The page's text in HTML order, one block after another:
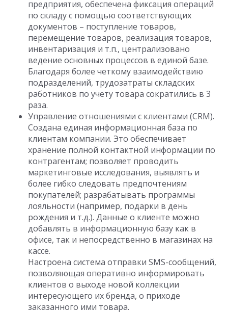
предприятия, обеспечена фиксация операций
по складу с помощью соответствующих
документов – поступление товаров,
перемещение товаров, реализация товаров,
инвентаризация и т.п., централизовано
ведение основных процессов в единой базе.
Благодаря более четкому взаимодействию
подразделений, трудозатраты складских
работников по учету товара сократились в 3
раза.
Управление отношениями с клиентами (CRM).
Создана единая информационная база по
клиентам компании. Это обеспечивает
хранение полной контактной информации по
контрагентам; позволяет проводить
маркетинговые исследования, выявлять и
более гибко следовать предпочтениям
покупателей; разрабатывать программы
лояльности (например, подарки в день
рождения и т.д.). Данные о клиенте можно
добавлять в информационную базу как в
офисе, так и непосредственно в магазинах на
кассе.
Настроена система отправки SMS-сообщений,
позволяющая оперативно информировать
клиентов о выходе новой коллекции
интересующего их бренда, о приходе
заказанного ими товара.